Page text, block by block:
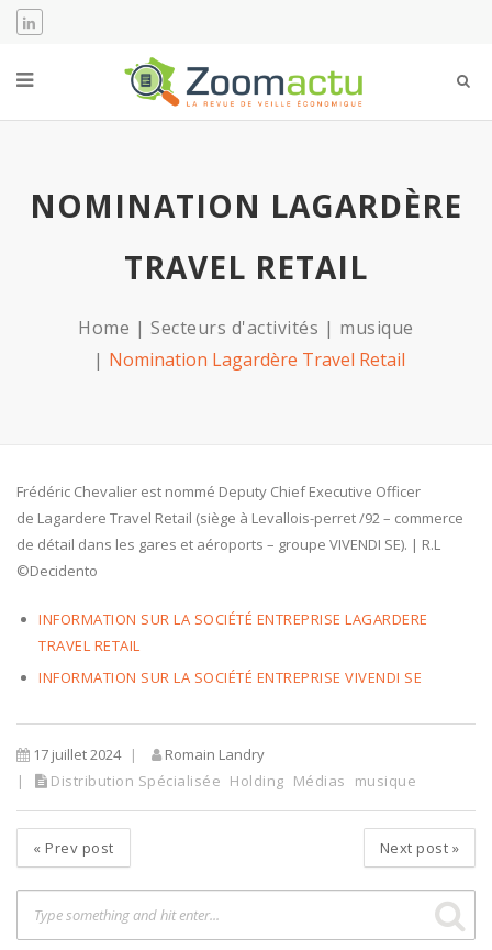
NOMINATION LAGARDÈRE
TRAVEL RETAIL
Home Secteurs d'activités
musique
Nomination Lagardère Travel Retail
Frédéric Chevalier est nommé Deputy Chief Executive Officer
de Lagardere Travel Retail (siège à Levallois-perret /92 – commerce
de détail dans les gares et aéroports – groupe VIVENDI SE). | R.L
©Decidento
INFORMATION SUR LA SOCIÉTÉ ENTREPRISE LAGARDERE
TRAVEL RETAIL
INFORMATION SUR LA SOCIÉTÉ ENTREPRISE VIVENDI SE
17 juillet 2024
Romain Landry
Distribution Spécialisée Holding Médias musique
« Prev post Next post »